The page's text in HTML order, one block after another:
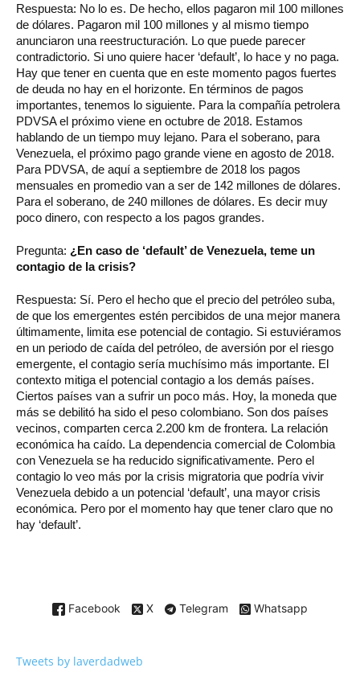
Respuesta: No lo es. De hecho, ellos pagaron mil 100 millones
de dólares. Pagaron mil 100 millones y al mismo tiempo
anunciaron una reestructuración. Lo que puede parecer
contradictorio. Si uno quiere hacer ‘default’, lo hace y no paga.
Hay que tener en cuenta que en este momento pagos fuertes
de deuda no hay en el horizonte. En términos de pagos
importantes, tenemos lo siguiente. Para la compañía petrolera
PDVSA el próximo viene en octubre de 2018. Estamos
hablando de un tiempo muy lejano. Para el soberano, para
Venezuela, el próximo pago grande viene en agosto de 2018.
Para PDVSA, de aquí a septiembre de 2018 los pagos
mensuales en promedio van a ser de 142 millones de dólares.
Para el soberano, de 240 millones de dólares. Es decir muy
poco dinero, con respecto a los pagos grandes.
Pregunta: ¿En caso de ‘default’ de Venezuela, teme un
contagio de la crisis?
Respuesta: Sí. Pero el hecho que el precio del petróleo suba,
de que los emergentes estén percibidos de una mejor manera
últimamente, limita ese potencial de contagio. Si estuviéramos
en un periodo de caída del petróleo, de aversión por el riesgo
emergente, el contagio sería muchísimo más importante. El
contexto mitiga el potencial contagio a los demás países.
Ciertos países van a sufrir un poco más. Hoy, la moneda que
más se debilitó ha sido el peso colombiano. Son dos países
vecinos, comparten cerca 2.200 km de frontera. La relación
económica ha caído. La dependencia comercial de Colombia
con Venezuela se ha reducido significativamente. Pero el
contagio lo veo más por la crisis migratoria que podría vivir
Venezuela debido a un potencial ‘default’, una mayor crisis
económica. Pero por el momento hay que tener claro que no
hay ‘default’.
Facebook X Telegram Whatsapp
Tweets by laverdadweb